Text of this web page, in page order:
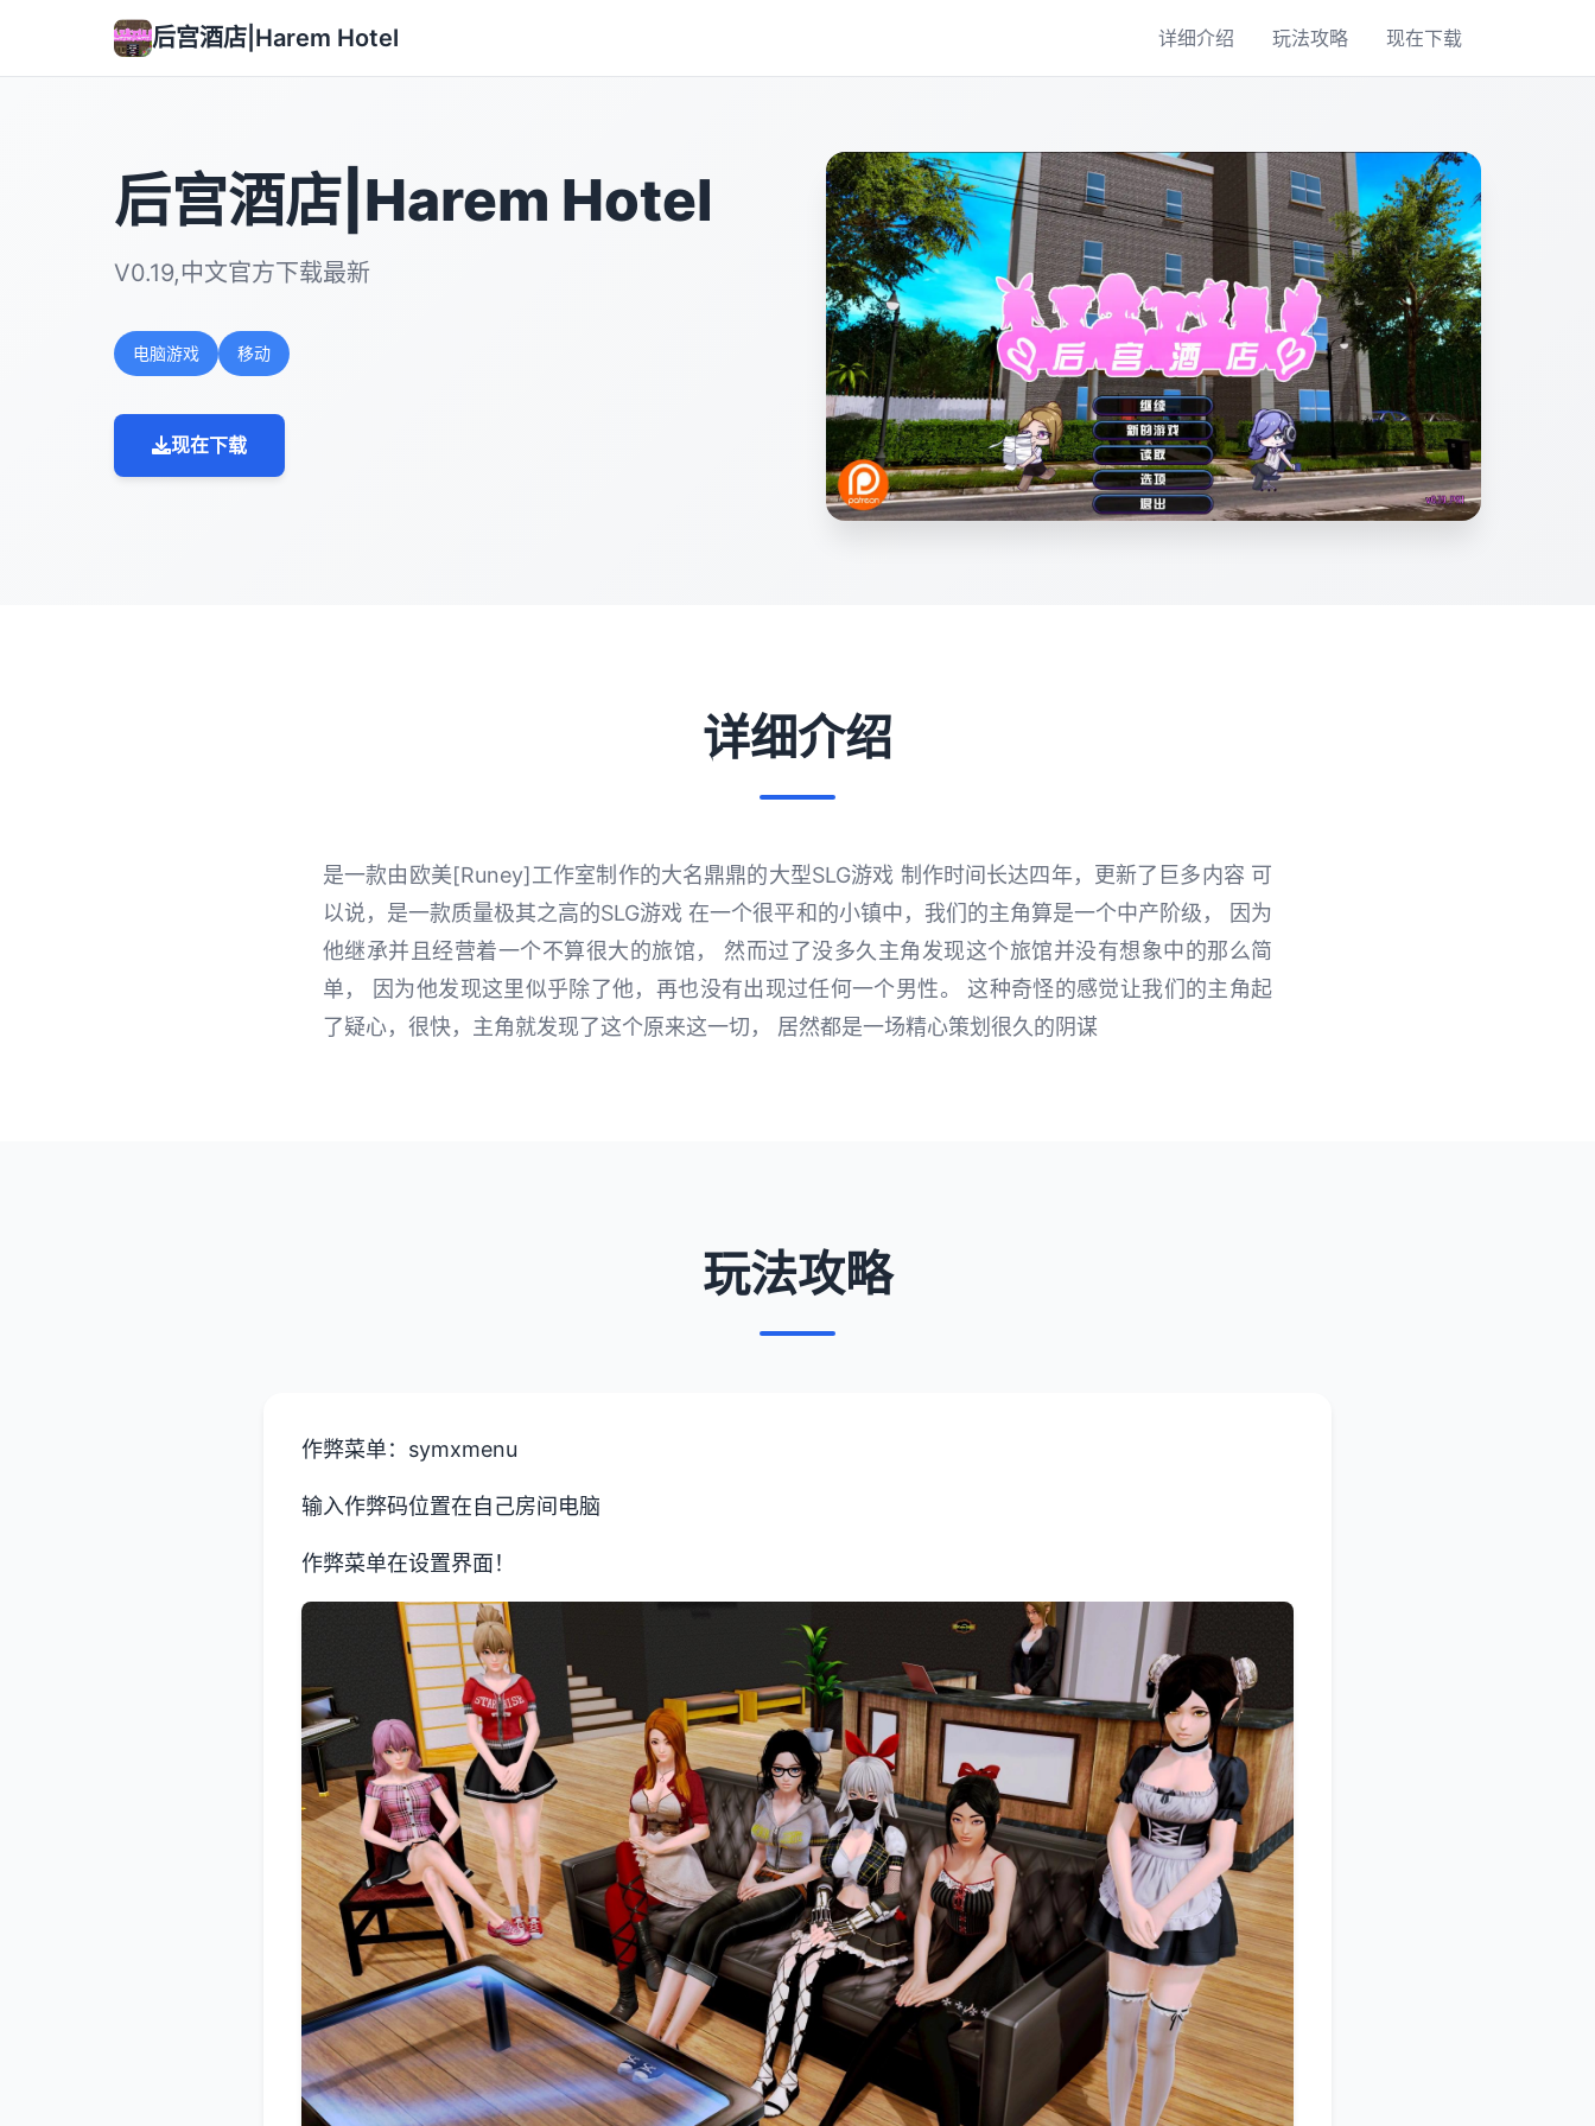
后宫酒店|Harem Hotel 详细介绍 玩法攻略 现在下载
后宫酒店|Harem Hotel
V0.19,中文官方下载最新
电脑游戏 移动
现在下载
详细介绍
是一款由欧美[Runey]工作室制作的大名鼎鼎的大型SLG游戏 制作时间长达四年，更新了巨多内容 可
以说，是一款质量极其之高的SLG游戏 在一个很平和的小镇中，我们的主角算是一个中产阶级， 因为
他继承并且经营着一个不算很大的旅馆， 然而过了没多久主角发现这个旅馆并没有想象中的那么简
单， 因为他发现这里似乎除了他，再也没有出现过任何一个男性。 这种奇怪的感觉让我们的主角起
了疑心，很快，主角就发现了这个原来这一切， 居然都是一场精心策划很久的阴谋
玩法攻略
作弊菜单：symxmenu
输入作弊码位置在自己房间电脑
作弊菜单在设置界面！